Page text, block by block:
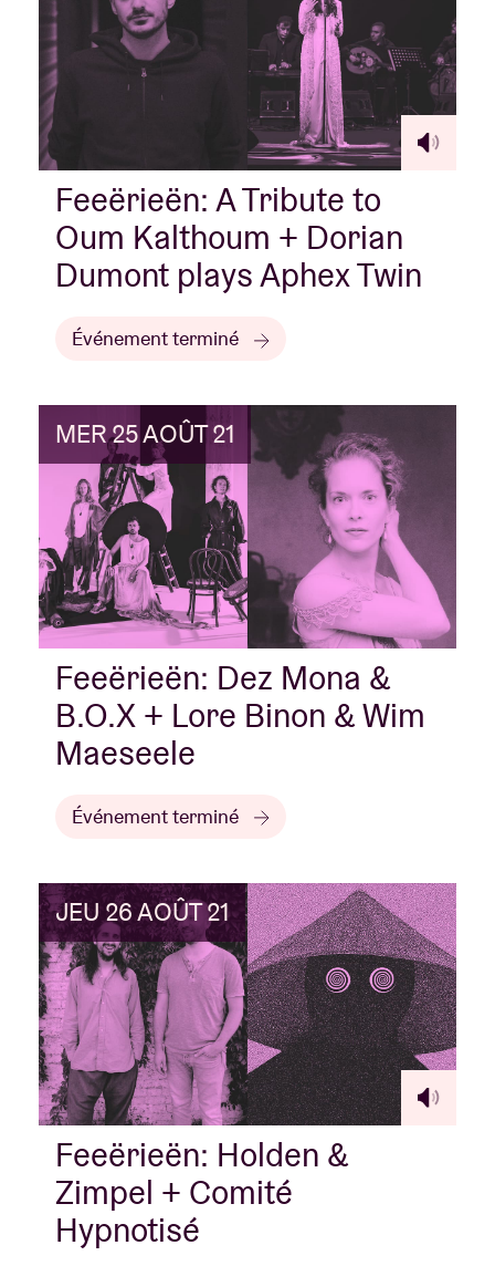
Feeërieën: A Tribute to
Oum Kalthoum + Dorian
Dumont plays Aphex Twin
Événement terminé
MER 25 AOÛT 21
Feeërieën: Dez Mona &
B.O.X + Lore Binon & Wim
Maeseele
Événement terminé
JEU 26 AOÛT 21
Feeërieën: Holden &
Zimpel + Comité
Hypnotisé